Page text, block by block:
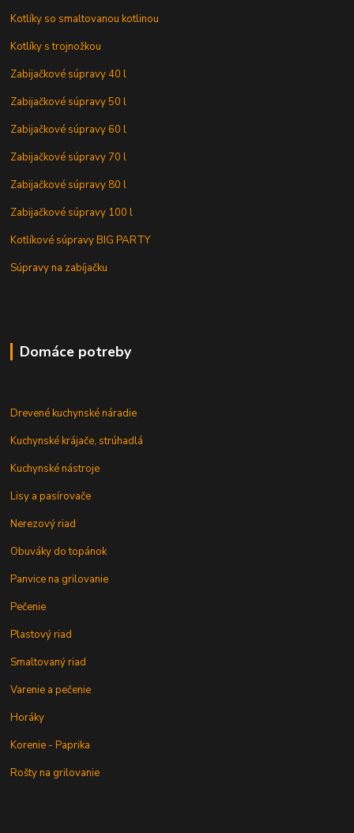
Kotlíky so smaltovanou kotlinou
Kotlíky s trojnožkou
Zabijačkové súpravy 40 l
Zabijačkové súpravy 50 l
Zabijačkové súpravy 60 l
Zabijačkové súpravy 70 l
Zabijačkové súpravy 80 l
Zabijačkové súpravy 100 l
Kotlíkové súpravy BIG PARTY
Súpravy na zabíjačku
Domáce potreby
Drevené kuchynské náradie
Kuchynské krájače, strúhadlá
Kuchynské nástroje
Lisy a pasírovače
Nerezový riad
Obuváky do topánok
Panvice na grilovanie
Pečenie
Plastový riad
Smaltovaný riad
Varenie a pečenie
Horáky
Korenie - Paprika
Rošty na grilovanie